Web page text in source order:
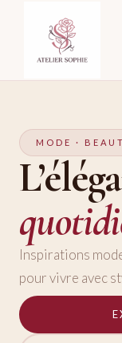
MODE ·
Inspirations
pour vivre avec